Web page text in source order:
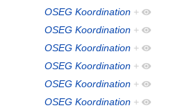
OSEG Koordination +
OSEG Koordination +
OSEG Koordination +
OSEG Koordination +
OSEG Koordination +
OSEG Koordination +